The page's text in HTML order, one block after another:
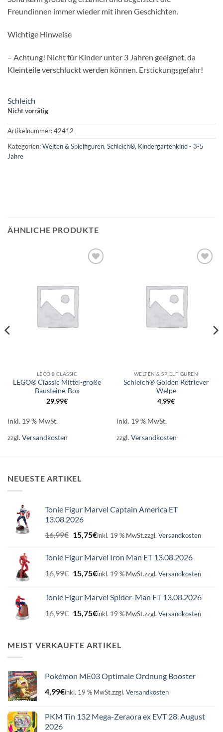
Freundinnen immer wieder mit ihren Geschichten.
Wichtige Hinweise
– Achtung! Nicht für Kinder unter 3 Jahren geeignet, da
Kleinteile verschluckt werden können. Erstickungsgefahr!
Schleich
Nicht vorrätig
Artikelnummer:42412
Kategorien:Welten & Spielfiguren, Schleich®, Kindergartenkind - 3-5
Jahre
ÄHNLICHE PRODUKTE
LEGO® CLASSIC
LEGO® Classic Mittel-große
Bausteine-Box
29,99€
inkl. 19 % MwSt.
zzgl.Versandkosten
WELTEN & SPIELFIGUREN
Schleich® Golden Retriever
Welpe
4,99€
inkl. 19 % MwSt.
zzgl.Versandkosten
NEUESTE ARTIKEL
Tonie Figur Marvel Captain America ET
13.08.2026
16,99€ Ursprünglicher
Preis
16,99€
15,75€Aktueller
15,75€.
inkl. 19 % MwSt.zzgl. Versandkosten
Tonie Figur Marvel Iron Man ET 13.08.2026
16,99€ Ursprünglicher
Preis
16,99€
15,75€Aktueller
15,75€.
inkl. 19 % MwSt.zzgl. Versandkosten
Tonie Figur Marvel Spider-Man ET 13.08.2026
16,99€ Ursprünglicher
Preis
16,99€
15,75€Aktueller
15,75€.
inkl. 19 % MwSt.zzgl. Versandkosten
MEIST VERKAUFTE ARTIKEL
Pokémon ME03 Optimale Ordnung Booster
4,99€inkl. 19 % MwSt.zzgl. Versandkosten
PKM Tin 132 Mega-Zeraora ex EVT 28. August
2026